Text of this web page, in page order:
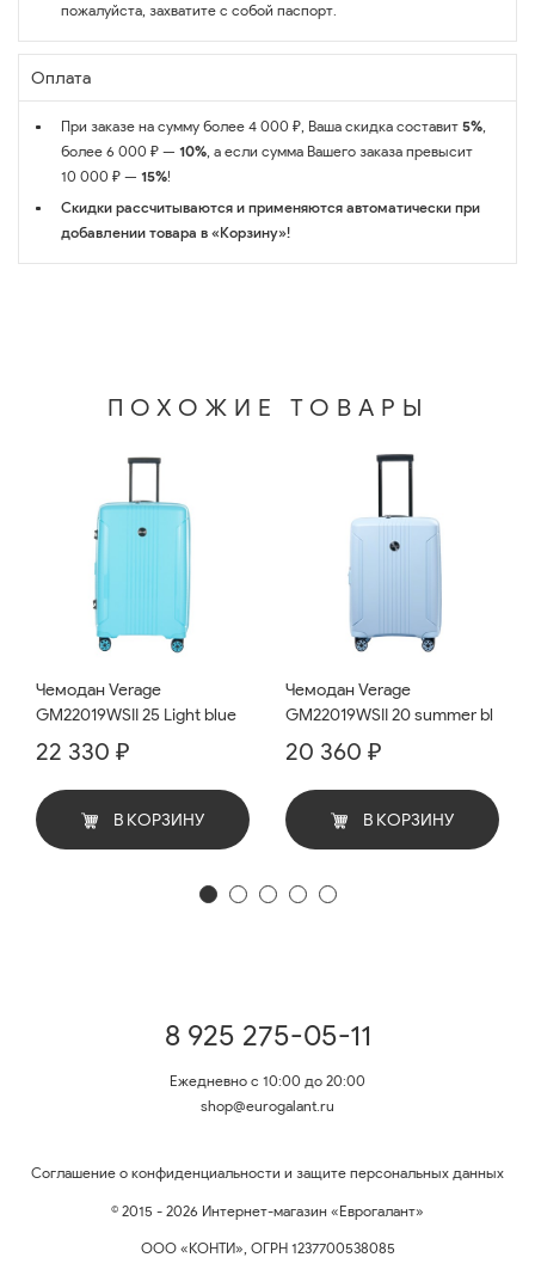
пожалуйста, захватите с собой паспорт.
Оплата
При заказе на сумму более 4 000 ₽, Ваша скидка составит 5%,
более 6 000 ₽ — 10%, а если сумма Вашего заказа превысит
10 000 ₽ — 15%!
Скидки рассчитываются и применяются автоматически при
добавлении товара в «Корзину»!
ПОХОЖИЕ ТОВАРЫ
Чемодан Verage
GM22019WSII 25 Light blue
22 330 ₽
В КОРЗИНУ
Чемодан Verage
GM22019WSII 20 summer bl
20 360 ₽
В КОРЗИНУ
8 925 275-05-11
Ежедневно с 10:00 до 20:00
shop@eurogalant.ru
Соглашение о конфиденциальности и защите персональных данных
© 2015 - 2026 Интернет-магазин «Еврогалант»
ООО «КОНТИ», ОГРН 1237700538085